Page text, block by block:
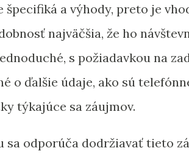
špecifiká a výhody, preto je
najväčšia, že ho
s požiadavkou na
o ďalšie údaje, ako sú
týkajúce sa záujmov.
sa odporúča dodržiavať tieto